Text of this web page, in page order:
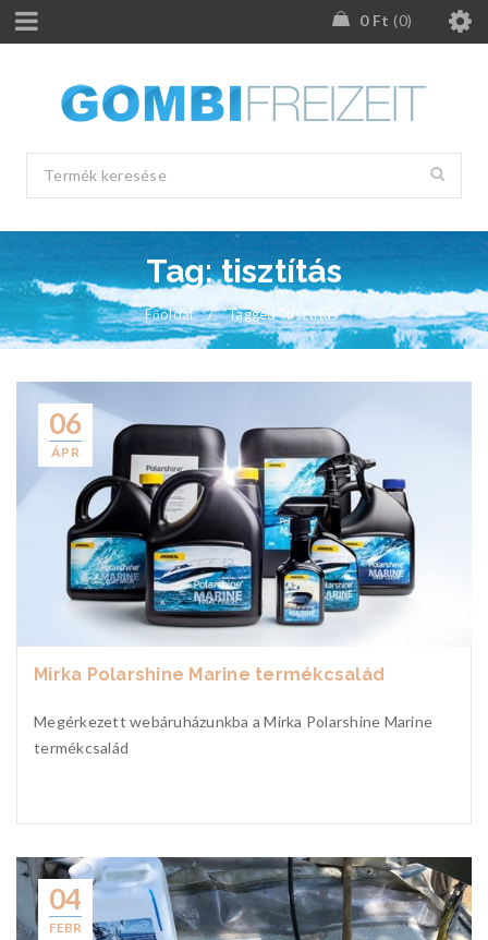
0 Ft 0
Tag: tisztítás
Főoldal / Tagged "tisztítás"
06
ÁPR
Mirka Polarshine Marine termékcsalád
Megérkezett webáruházunkba a Mirka Polarshine Marine
termékcsalád
04
FEBR